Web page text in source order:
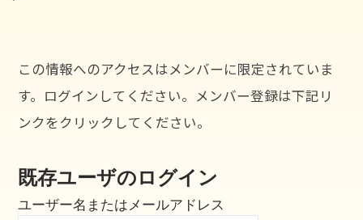
この情報へのアクセスはメンバーに限定されていま
す。ログインしてください。メンバー登録は下記リ
ンクをクリックしてください。
既存ユーザのログイン
ユーザー名またはメールアドレス